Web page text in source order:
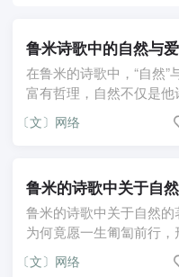
鲁米诗歌中的自然与爱
在鲁米的诗歌中，“自然”
富有哲理，自然不仅是他
〔文〕网络
鲁米的诗歌中关于自
鲁米的诗歌中关于自然的
为何竟愿一生匍匐前行，
〔文〕网络